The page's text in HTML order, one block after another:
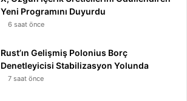
Yeni Programını Duyurdu
6 saat önce
Rust’ın Gelişmiş Polonius Borç
Denetleyicisi Stabilizasyon Yolunda
7 saat önce